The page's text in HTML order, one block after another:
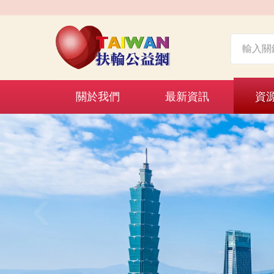
關於我們 最新資訊 資
‹